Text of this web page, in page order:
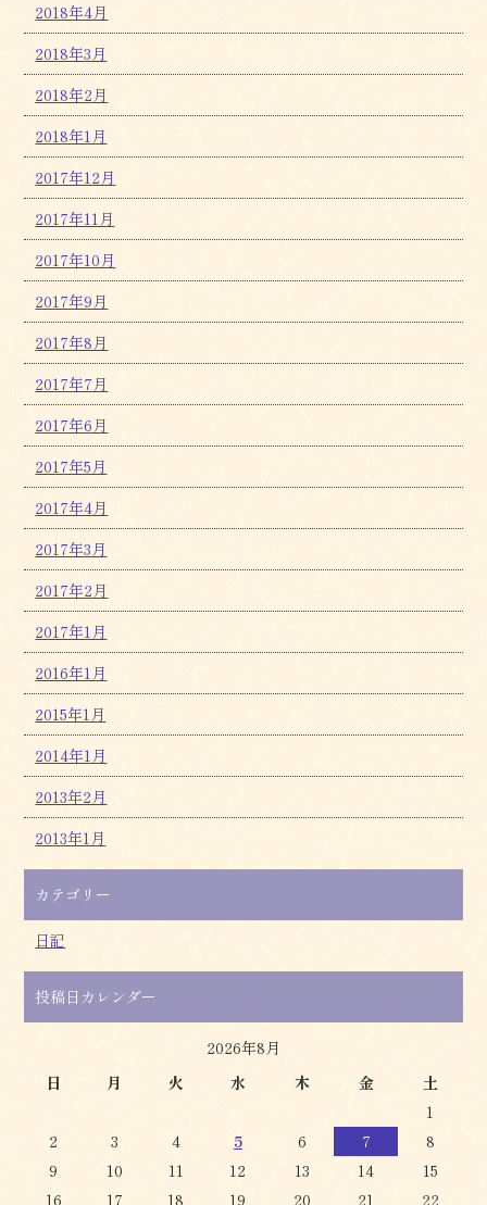
2018年4月
2018年3月
2018年2月
2018年1月
2017年12月
2017年11月
2017年10月
2017年9月
2017年8月
2017年7月
2017年6月
2017年5月
2017年4月
2017年3月
2017年2月
2017年1月
2016年1月
2015年1月
2014年1月
2013年2月
2013年1月
カテゴリー
日記
投稿日カレンダー
2026年8月
日
月 火 水 木 金
土
1
2
3 4 5 6 7
8
9
10 11 12 13 14
15
16
17 18 19 20 21 22